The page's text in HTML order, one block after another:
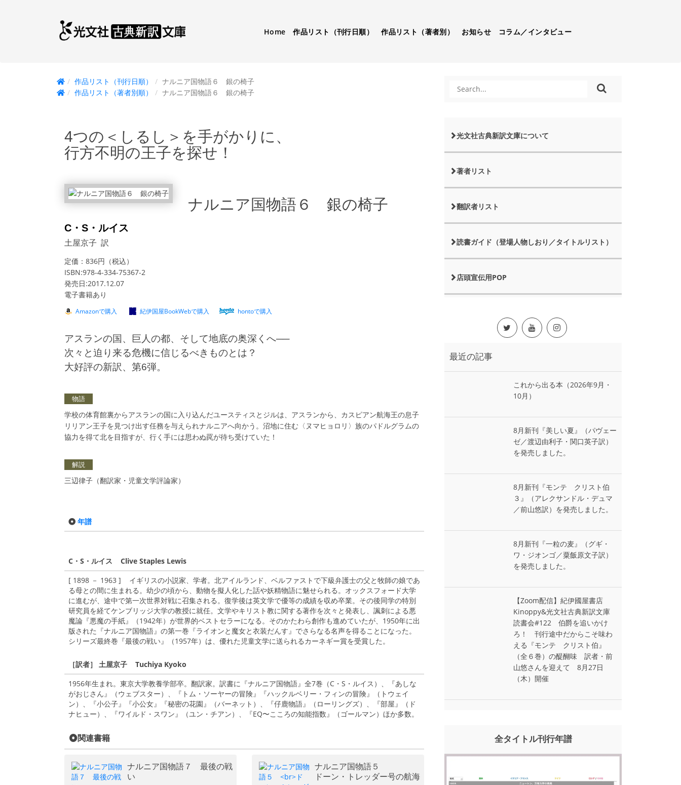
Home 作品リスト（刊行日順） 作品リスト（著者別） お知らせ コラム／インタビュー
作品リスト（刊行日順）
ナルニア国物語６ 銀の椅子
作品リスト（著者別順）
ナルニア国物語６ 銀の椅子
4つの＜しるし＞を手がかりに、
行方不明の王子を探せ！
ナルニア国物語６ 銀の椅子
C・S・ルイス
土屋京子 訳
定価：836円（税込）
ISBN:978-4-334-75367-2
発売日:2017.12.07
電子書籍あり
Amazonで購入 紀伊国屋BookWebで購入 hontoで購入
アスランの国、巨人の都、そして地底の奥深くへ──
次々と迫り来る危機に信じるべきものとは？
大好評の新訳、第6弾。
物語
学校の体育館裏からアスランの国に入り込んだユースティスとジルは、アスランから、カスピアン航海王の息子
リリアン王子を見つけ出す任務を与えられナルニアへ向かう。沼地に住む〈ヌマヒョロリ〉族のパドルグラムの
協力を得て北を目指すが、行く手には思わぬ罠が待ち受けていた！
解説
三辺律子（翻訳家・児童文学評論家）
年譜
C・S・ルイス Clive Staples Lewis
[ 1898 － 1963 ] イギリスの小説家、学者。北アイルランド、ベルファストで下級弁護士の父と牧師の娘であ
る母との間に生まれる。幼少の頃から、動物を擬人化した話や妖精物語に魅せられる。オックスフォード大学
に進むが、途中で第一次世界対戦に召集される。復学後は英文学で優等の成績を収め卒業。その後同学の特別
研究員を経てケンブリッジ大学の教授に就任。文学やキリスト教に関する著作を次々と発表し、諷刺による悪
魔論『悪魔の手紙』（1942年）が世界的ベストセラーになる。そのかたわら創作も進めていたが、1950年に出
版された『ナルニア国物語』の第一巻『ライオンと魔女と衣装だんす』でさらなる名声を得ることになった。
シリーズ最終巻『最後の戦い』（1957年）は、優れた児童文学に送られるカーネギー賞を受賞した。
［訳者］ 土屋京子 Tuchiya Kyoko
1956年生まれ。東京大学教養学部卒。翻訳家。訳書に『ナルニア国物語』全7巻（C・S・ルイス）、『あしな
がおじさん』（ウェブスター）、『トム・ソーヤーの冒険』『ハックルベリー・フィンの冒険』（トウェイ
ン）、『小公子』『小公女』『秘密の花園』（バーネット）、『仔鹿物語』（ローリングズ）、『部屋』（ド
ナヒュー）、『ワイルド・スワン』（ユン・チアン）、『EQ〜こころの知能指数』（ゴールマン）ほか多数。
関連書籍
ナルニア国物語７ 最後の戦
い
ナルニア国物語５
ドーン・トレッダー号の航海
光文社古典新訳文庫について
著者リスト
翻訳者リスト
読書ガイド（登場人物しおり／タイトルリスト）
店頭宣伝用POP
最近の記事
これから出る本（2026年9月・
10月）
8月新刊『美しい夏』（パヴェー
ゼ／渡辺由利子・関口英子訳）
を発売しました。
8月新刊『モンテ゠クリスト伯
３』（アレクサンドル・デュマ
／前山悠訳）を発売しました。
8月新刊『一粒の麦』（グギ・
ワ・ジオンゴ／粟飯原文子訳）
を発売しました。
【Zoom配信】紀伊國屋書店
Kinoppy&光文社古典新訳文庫
読書会#122 伯爵を追いかけ
ろ！ 刊行途中だからこそ味わ
える『モンテ゠クリスト伯』
（全６巻）の醍醐味 訳者・前
山悠さんを迎えて 8月27日
（木）開催
全タイトル刊行年譜